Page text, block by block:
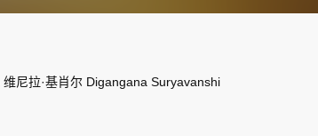
维尼拉·基肖尔 Digangana Suryavanshi